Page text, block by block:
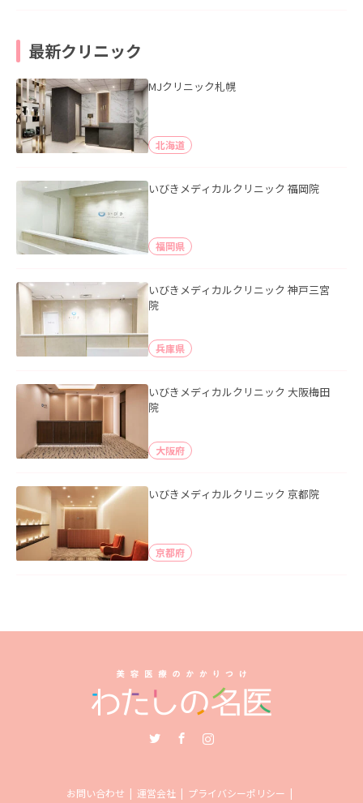
最新クリニック
MJクリニック札幌
北海道
いびきメディカルクリニック 福岡院
福岡県
いびきメディカルクリニック 神戸三宮
院
兵庫県
いびきメディカルクリニック 大阪梅田
院
大阪府
いびきメディカルクリニック 京都院
京都府
お問い合わせ 運営会社 プライバシーポリシー